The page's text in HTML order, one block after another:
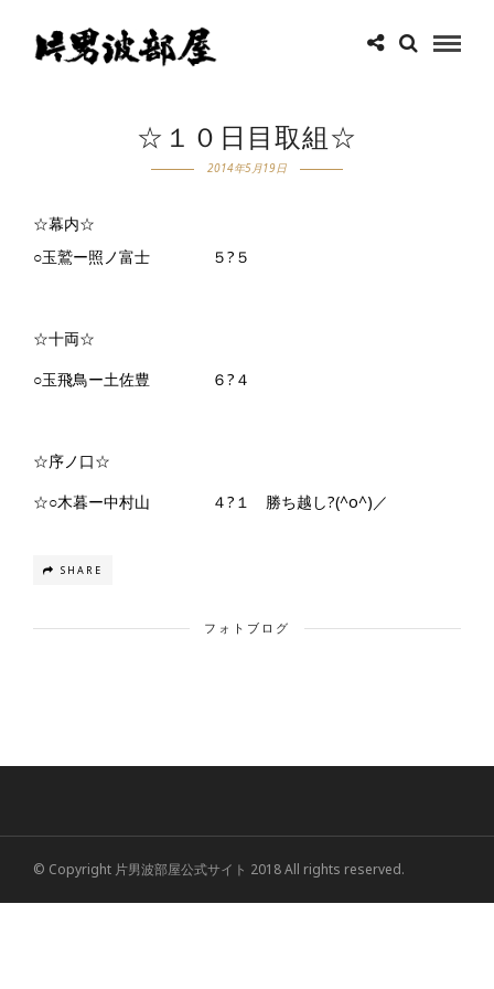
☆１０日目取組☆
2014年5月19日
☆幕内☆
○玉鷲ー照ノ富士 ５?５
☆十両☆
○玉飛鳥ー土佐豊 ６?４
☆序ノ口☆
☆○木暮ー中村山 ４?１ 勝ち越し?(^o^)／
SHARE
フォトブログ
© Copyright 片男波部屋公式サイト 2018 All rights reserved.